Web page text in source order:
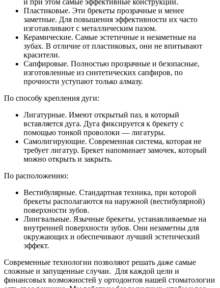
и при этом самые эффективные конструкции.
Пластиковые. Эти брекеты прозрачные и менее
заметные. Для повышения эффективности их часто
изготавливают с металлическим пазом.
Керамические. Самые эстетичные и незаметные на
зубах. В отличие от пластиковых, они не впитывают
красители.
Сапфировые. Полностью прозрачные и безопасные,
изготовленные из синтетических сапфиров, по
прочности уступают только алмазу.
По способу крепления дуги:
Лигатурные. Имеют открытый паз, в который
вставляется дуга. Дуга фиксируется к брекету с
помощью тонкой проволоки — лигатуры.
Самолигирующие. Современная система, которая не
требует лигатур. Брекет напоминает замочек, который
можно открыть и закрыть.
По расположению:
Вестибулярные. Стандартная техника, при которой
брекеты располагаются на наружной (вестибулярной)
поверхности зубов.
Лингвальные. Язычные брекеты, устанавливаемые на
внутренней поверхности зубов. Они незаметны для
окружающих и обеспечивают лучший эстетический
эффект.
Современные технологии позволяют решать даже самые
сложные и запущенные случаи. Для каждой цели и
финансовых возможностей у ортодонтов нашей стоматологии